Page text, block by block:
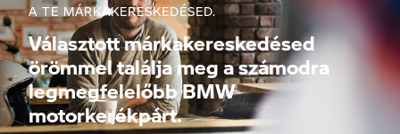
A TE MÁRKAKERESKEDÉSED.
Választott márkakereskedésed
örömmel találja meg a számodra
legmegfelelőbb BMW
motorkerékpárt.